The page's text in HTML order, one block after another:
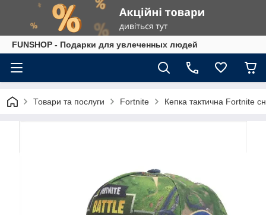
FUNSHOP - Подарки для увлеченных людей
Товари та послуги Fortnite Кепка тактична Fortnite